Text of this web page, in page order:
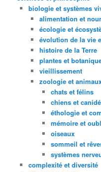
biologie et systèmes
alimentation et
écologie et
évolution de la vie
histoire de la Terre
plantes et
vieillissement
zoologie et
chats et félins
chiens et
éthologie et
mémoire et
oiseaux
sommeil et
systèmes
complexité et diversité